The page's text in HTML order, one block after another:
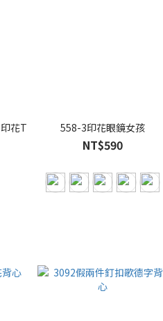
花T 558-3印花眼鏡女孩
NT$590